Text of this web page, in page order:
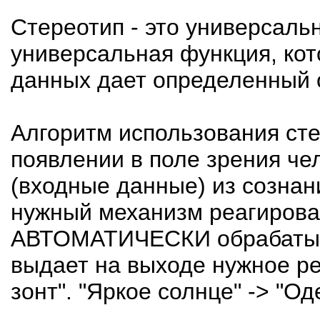
Стереотип - это
универсальная функция,
данных дает определенный
Алгоритм использования
появлении в поле зрения
(входные данные) из
нужный механизм
АВТОМАТИЧЕСКИ
выдает на выходе нужное
зонт". "Яркое солнце" ->